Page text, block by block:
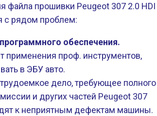
файла прошивки Peugeot 307 2.0 HDI
с рядом проблем:
обеспечения.
применения проф. инструментов,
в ЭБУ авто.
дело, требующее полного
и других частей Peugeot 307
к неприятным дефектам машины.